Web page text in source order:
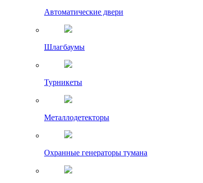
Автоматические двери
Шлагбаумы
Турникеты
Металлодетекторы
Охранные генераторы тумана